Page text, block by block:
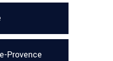
Provence